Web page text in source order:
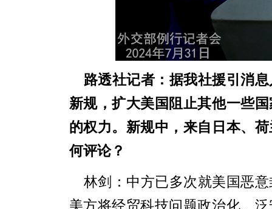
路透社记者： 据我社援引消
新规，扩大美国阻止其他一些
的权力。新规中，来自日本、
何评论？
林剑：中方已多次就美国恶
美方将经贸科技问题政治化、